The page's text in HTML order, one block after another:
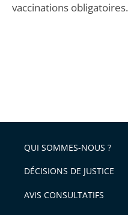
vaccinations obligatoires.
QUI SOMMES-NOUS ?
DÉCISIONS DE JUSTICE
AVIS CONSULTATIFS